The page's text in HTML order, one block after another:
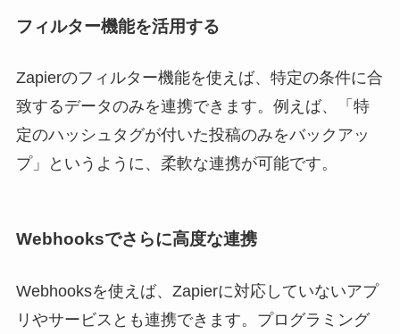
フィルター機能を活用する
Zapierのフィルター機能を使えば、特定の条件に合
致するデータのみを連携できます。例えば、「特
定のハッシュタグが付いた投稿のみをバックアッ
プ」というように、柔軟な連携が可能です。
Webhooksでさらに高度な連携
Webhooksを使えば、Zapierに対応していないアプ
リやサービスとも連携できます。プログラミング